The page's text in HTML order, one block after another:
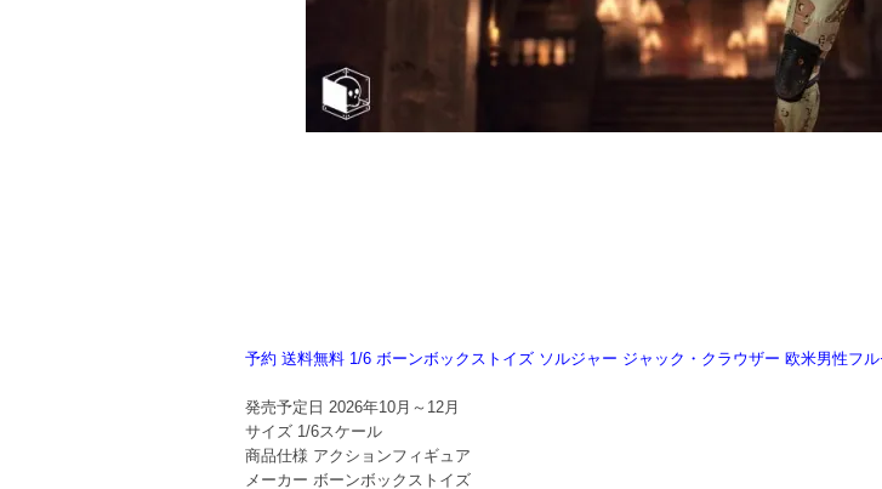
予約 送料無料 1/6 ボーンボックストイズ ソルジャー ジャック・クラウザー 欧米男性フル
発売予定日 2026年10月～12月
サイズ 1/6スケール
商品仕様 アクションフィギュア
メーカー ボーンボックストイズ